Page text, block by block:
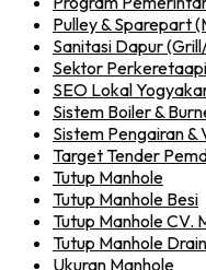
Pulley & Sparepart
Sanitasi Dapur
Sektor
SEO Lokal
Sistem Boiler &
Sistem Pengairan &
Target Tender
Tutup Manhole
Tutup Manhole Besi
Tutup Manhole CV.
Tutup Manhole
Ukuran Manhole